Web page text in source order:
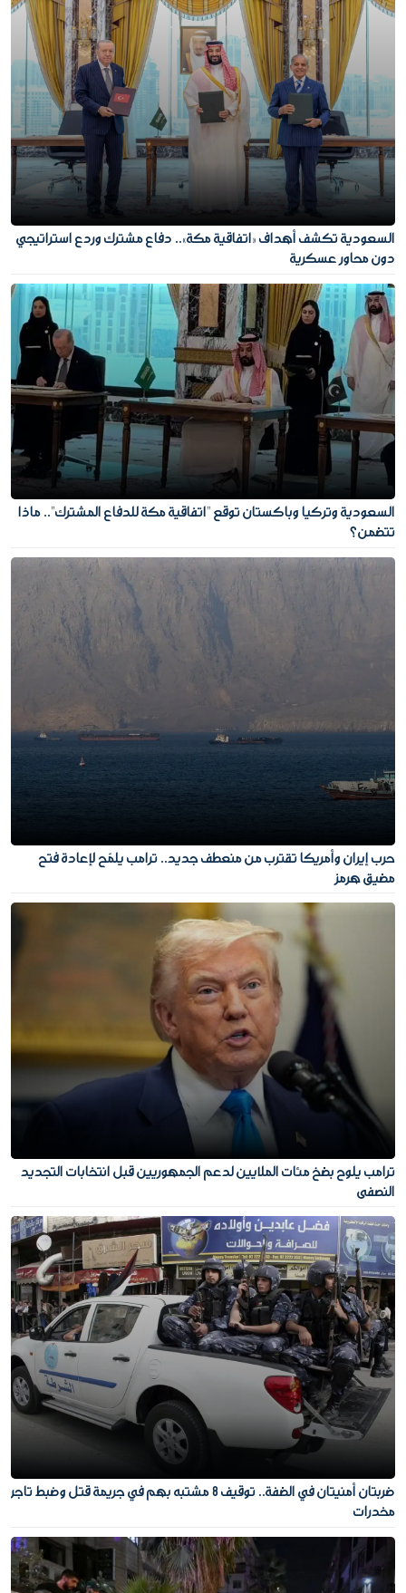
السعودية تكشف أهداف «اتفاقية مكة».. دفاع مشترك وردع استراتيجي
دون محاور عسكرية
السعودية وتركيا وباكستان توقع "اتفاقية مكة للدفاع المشترك".. ماذا
تتضمن؟
حرب إيران وأمريكا تقترب من منعطف جديد.. ترامب يلمّح لإعادة فتح
مضيق هرمز
ترامب يلوح بضخ مئات الملايين لدعم الجمهوريين قبل انتخابات التجديد
النصفي
ضربتان أمنيتان في الضفة.. توقيف 8 مشتبه بهم في جريمة قتل وضبط تاجر
مخدرات